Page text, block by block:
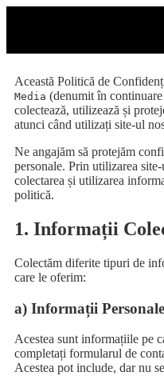
Această Politică de
Media (denumit în
colectează, utilizează și
atunci când utilizați site-ul
Ne angajăm să protejăm
personale. Prin utilizarea
colectarea și utilizarea
politică.
1. Informații
Colectăm diferite tipuri de
care le oferim:
a) Informații
Acestea sunt informațiile pe
completați formularul de
Acestea pot include, dar nu